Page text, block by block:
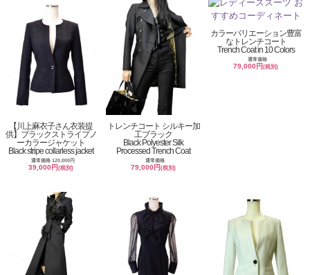
【川上麻衣子さん衣装提
供】ブラックストライプノ
ーカラージャケット
Black stripe collarless jacket
通常価格 120,000円
39,000円(税別)
トレンチコート シルキー加
工ブラック
Black Polyester Silk
Processed Trench Coat
通常価格
79,000円(税別)
カラーバリエーション豊富
なトレンチコート
Trench Coat in 10 Colors
通常価格
79,000円(税別)